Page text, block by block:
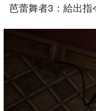
芭蕾舞者3：給出指